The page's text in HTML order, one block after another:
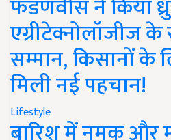
फडणवीस ने किया
एग्रीटेक्नोलॉजीज
सम्मान, किसानों के
मिली नई पहचान!
Lifestyle